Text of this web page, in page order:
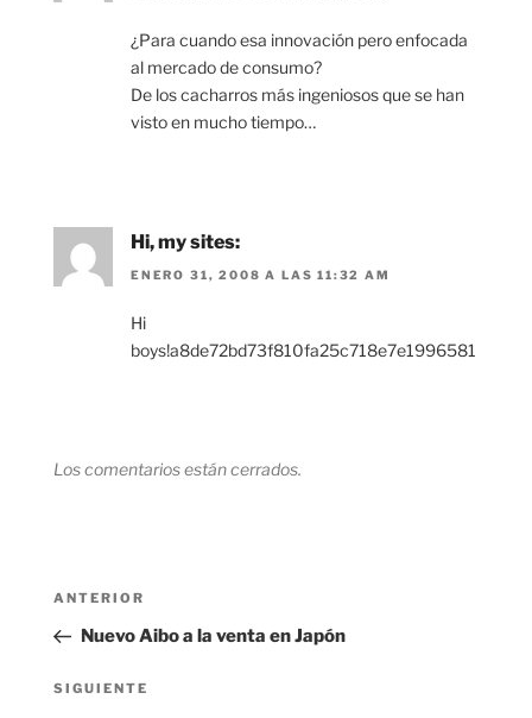
¿Para cuando esa innovación pero enfocada
al mercado de consumo?
De los cacharros más ingeniosos que se han
visto en mucho tiempo…
Hi, my sites:
ENERO 31, 2008 A LAS 11:32 AM
Hi
boys!a8de72bd73f810fa25c718e7e1996581
Los comentarios están cerrados.
Navegación
entradas
Entrada
anterior:
ANTERIOR
Nuevo Aibo a la venta en Japón
Siguiente
SIGUIENTE